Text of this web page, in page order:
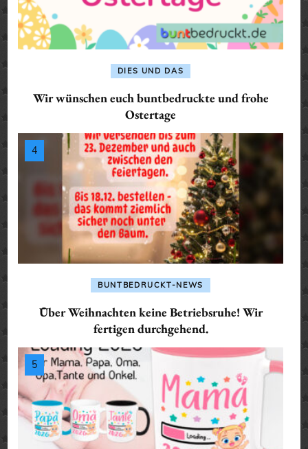
DIES UND DAS
Wir wünschen euch buntbedruckte und frohe
Ostertage
BUNTBEDRUCKT-NEWS
Über Weihnachten keine Betriebsruhe! Wir
fertigen durchgehend.